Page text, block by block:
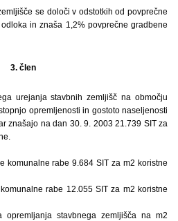
se določi v odstotkih od povprečne
in znaša 1,2% povprečne gradbene
3. člen
urejanja stavbnih zemljišč na območju
opremljenosti in gostoto naseljenosti
znašajo na dan 30. 9. 2003 21.739 SIT za
komunalne rabe 9.684 SIT za m2 koristne
rabe 12.055 SIT za m2 koristne
opremljanja stavbnega zemljišča na m2